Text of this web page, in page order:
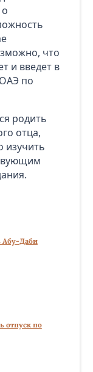
что
и введет в
по
родить
отца,
изучить
Абу-Даби
отпуск по